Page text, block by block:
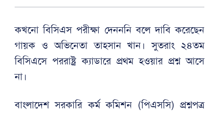
কখনো বিসিএস পরীক্ষা দেনননি বলে দাবি করেছেন
গায়ক ও অভিনেতা তাহসান খান। সুতরাং ২৪তম
বিসিএসে পররাষ্ট্র ক্যাডারে প্রথম হওয়ার প্রশ্ন আসে
না।
বাংলাদেশ সরকারি কর্ম কমিশন (পিএসসি) প্রশ্নপত্র